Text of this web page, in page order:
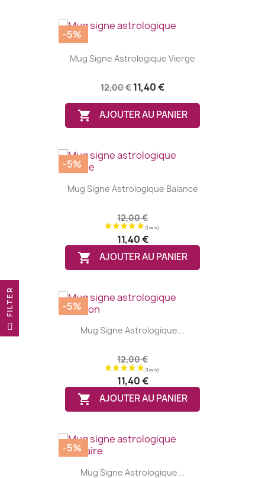
Mug Signe Astrologique Vierge
12,00 € 11,40 €
 AJOUTER AU PANIER
-5%
Mug Signe Astrologique Balance
12,00 €
11,40 €
 AJOUTER AU PANIER
-5%
Mug Signe Astrologique...
12,00 €
11,40 €
 AJOUTER AU PANIER
-5%
Mug Signe Astrologique...
-5%
R